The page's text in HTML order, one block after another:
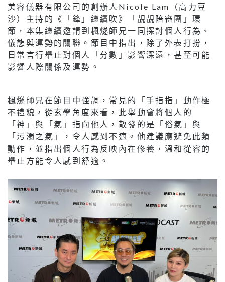
美容儀器有限公司的創辦人Nicole Lam（高力豆
沙）主持的《「鋒」繼續吹》「靚靚陪審團」環
節，本集繼續邀請到楓燧師兄一同探討個人行為、
儀態與運勢的關聯。節目中指出，除了外表打扮，
日常言行舉止對個人「分數」影響深遠，甚至可能
影響人際關係及運勢。
楓燧師兄在節目中強調，常見的「手指指」動作極
不禮貌，從玄學角度來看，此舉動會將個人的
「神」與「氣」指向他人，散發的是「俗氣」與
「污濁之氣」，令人感到不適。他建議應避免此類
動作，並指出個人行為反映內在修養，溫和從容的
舉止方能令人感到舒適。